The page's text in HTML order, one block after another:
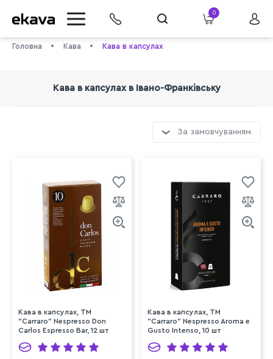
0
Головна Кава Кава в капсулах
Кава в капсулах в Івано-Франківську
За замовчуванням
Кава в капсулах, ТМ
"Carraro" Nespresso Don
Carlos Espresso Bar, 12 шт
Кава в капсулах, ТМ
"Carraro" Nespresso Aroma e
Gusto Intenso, 10 шт